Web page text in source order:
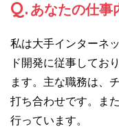
Q. あなたの仕事
私は大手インターネ
ド開発に従事してお
ます。主な職務は、
打ち合わせです。ま
行っています。